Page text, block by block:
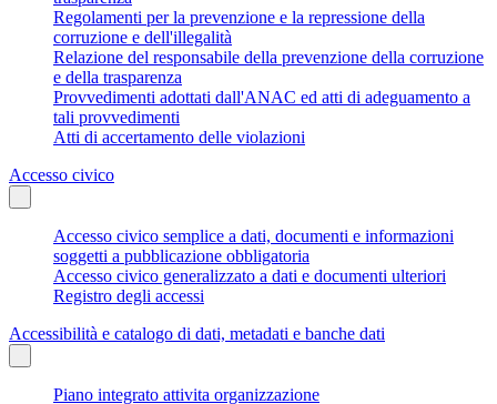
Regolamenti per la prevenzione e la repressione della
corruzione e dell'illegalità
Relazione del responsabile della prevenzione della corruzione
e della trasparenza
Provvedimenti adottati dall'ANAC ed atti di adeguamento a
tali provvedimenti
Atti di accertamento delle violazioni
Accesso civico
Accesso civico semplice a dati, documenti e informazioni
soggetti a pubblicazione obbligatoria
Accesso civico generalizzato a dati e documenti ulteriori
Registro degli accessi
Accessibilità e catalogo di dati, metadati e banche dati
Piano integrato attivita organizzazione